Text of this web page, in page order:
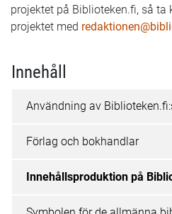
projektet på Biblioteken.fi, så
projektet med
Innehåll
Användning av
Förlag och bokhandlar
Innehållsproduktion på